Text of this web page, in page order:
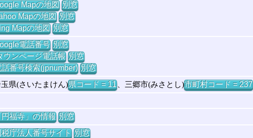
Mapの地図 別窓
Mapの地図 別窓
Mapの地図 別窓
電話番号 別窓
ウンページ電話帳 別窓
話番号検索(jpnumber) 別窓
県(さいたまけん)県コード = 11、三郷市(みさとし)市町村コード = 237
円福寺」の情報 別窓
税庁法人番号サイト 別窓